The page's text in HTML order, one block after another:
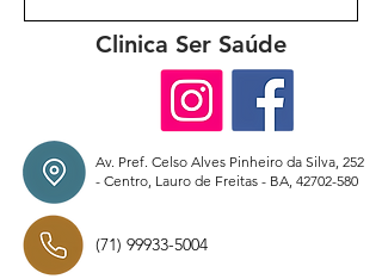
Clinica Ser Saúde
Av. Pref. Celso Alves Pinheiro da Silva, 252
- Centro, Lauro de Freitas - BA, 42702-580
(71) 99933-5004